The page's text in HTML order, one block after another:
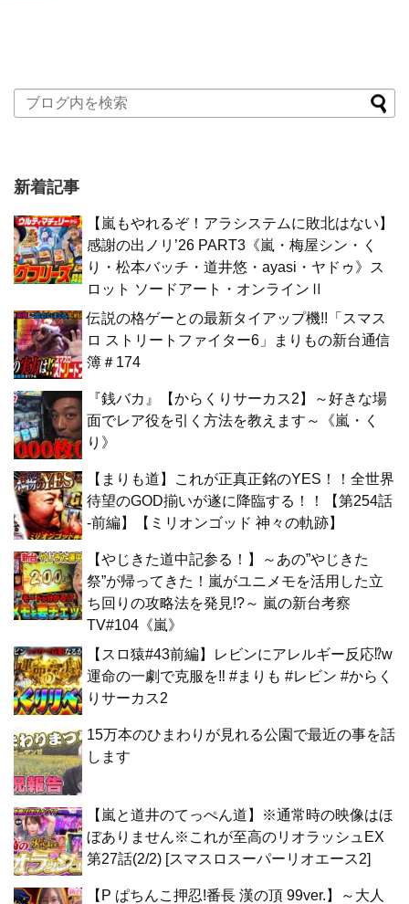
新着記事
【嵐もやれるぞ！アラシステムに敗北はない】
感謝の出ノリ’26 PART3《嵐・梅屋シン・く
り・松本バッチ・道井悠・ayasi・ヤドゥ》ス
ロット ソードアート・オンラインⅡ
伝説の格ゲーとの最新タイアップ機!!「スマス
ロ ストリートファイター6」まりもの新台通信
簿＃174
『銭バカ』【からくりサーカス2】～好きな場
面でレア役を引く方法を教えます～《嵐・く
り》
【まりも道】これが正真正銘のYES！！全世界
待望のGOD揃いが遂に降臨する！！【第254話
-前編】【ミリオンゴッド 神々の軌跡】
【やじきた道中記参る！】～あの”やじきた
祭”が帰ってきた！嵐がユニメモを活用した立
ち回りの攻略法を発見!?～ 嵐の新台考察
TV#104《嵐》
【スロ猿#43前編】レビンにアレルギー反応⁉w
運命の一劇で克服を‼ #まりも #レビン #からく
りサーカス2
15万本のひまわりが見れる公園で最近の事を話
します
【嵐と道井のてっぺん道】※通常時の映像はほ
ぼありません※これが至高のリオラッシュEX
第27話(2/2) [スマスロスーパーリオエース2]
【P ぱちんこ押忍!番長 漢の頂 99ver.】～大人